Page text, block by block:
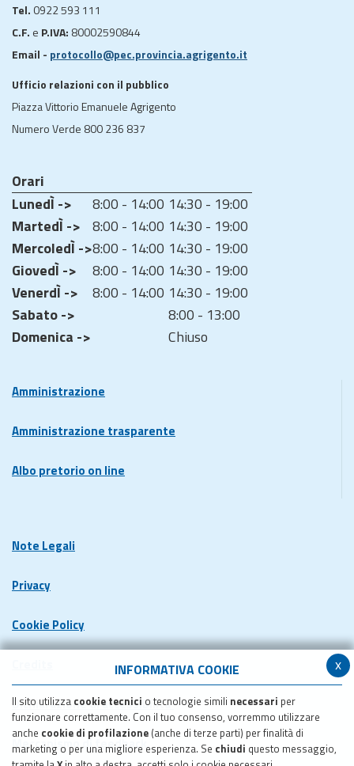
x
INFORMATIVA COOKIE
Il sito utilizza cookie tecnici o tecnologie simili necessari per
funzionare correttamente. Con il tuo consenso, vorremmo utilizzare
anche cookie di profilazione (anche di terze parti) per finalità di
marketing o per una migliore esperienza. Se chiudi questo messaggio,
Tel. 0922 593 111
C.F. e P.IVA: 80002590844
Email - protocollo@pec.provincia.agrigento.it
Ufficio relazioni con il pubblico
Piazza Vittorio Emanuele Agrigento
Numero Verde 800 236 837
Orari
LunedÌ ->
8:00 - 14:00 14:30 - 19:00
MartedÌ -> 8:00 - 14:00 14:30 - 19:00
MercoledÌ ->8:00 - 14:00 14:30 - 19:00
GiovedÌ ->
8:00 - 14:00 14:30 - 19:00
VenerdÌ ->
8:00 - 14:00 14:30 - 19:00
Sabato ->
8:00 - 13:00
Domenica ->
Chiuso
Amministrazione
Amministrazione trasparente
Albo pretorio on line
Note Legali
Privacy
Cookie Policy
Dichiarazione di accessibilita'
Meccanismo di feedback